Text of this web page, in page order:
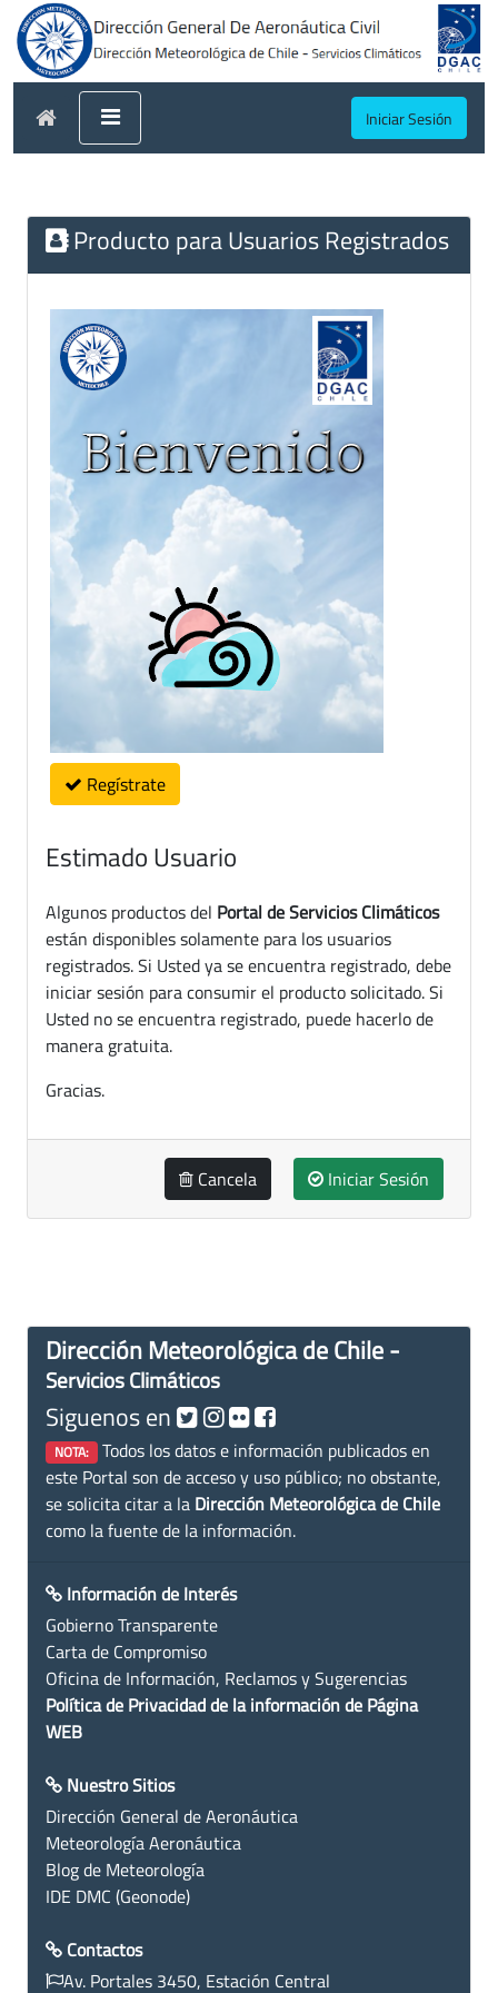
Iniciar Sesión
Producto para Usuarios Registrados
Regístrate
Estimado Usuario
Algunos productos del Portal de Servicios Climáticos
están disponibles solamente para los usuarios
registrados. Si Usted ya se encuentra registrado, debe
iniciar sesión para consumir el producto solicitado. Si
Usted no se encuentra registrado, puede hacerlo de
manera gratuita.
Gracias.
Cancela Iniciar Sesión
Dirección Meteorológica de Chile -
Servicios Climáticos
Siguenos en
NOTA: Todos los datos e información publicados en
este Portal son de acceso y uso público; no obstante,
se solicita citar a la Dirección Meteorológica de Chile
como la fuente de la información.
Información de Interés
Gobierno Transparente
Carta de Compromiso
Oficina de Información, Reclamos y Sugerencias
Política de Privacidad de la información de Página
WEB
Nuestro Sitios
Dirección General de Aeronáutica
Meteorología Aeronáutica
Blog de Meteorología
IDE DMC (Geonode)
Contactos
Av. Portales 3450, Estación Central